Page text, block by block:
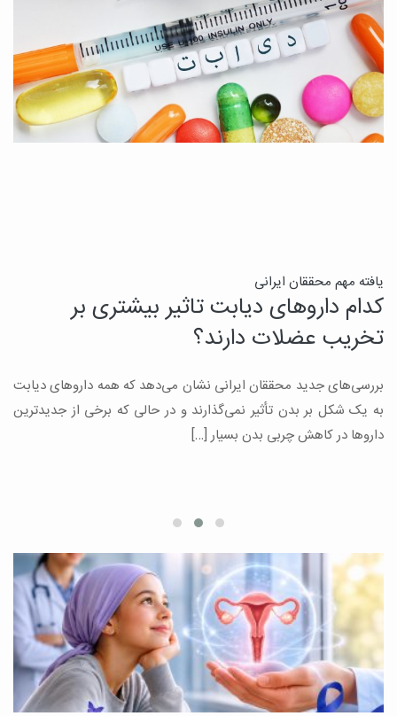
یافته مهم محققان ایرانی
کدام داروهای دیابت تاثیر بیشتری بر
تخریب عضلات دارند؟
بررسی‌های جدید محققان ایرانی نشان می‌دهد که همه داروهای دیابت
به یک شکل بر بدن تأثیر نمی‌گذارند و در حالی که برخی از جدیدترین
داروها در کاهش چربی بدن بسیار […]